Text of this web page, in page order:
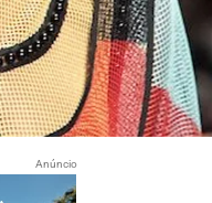
Anúncio